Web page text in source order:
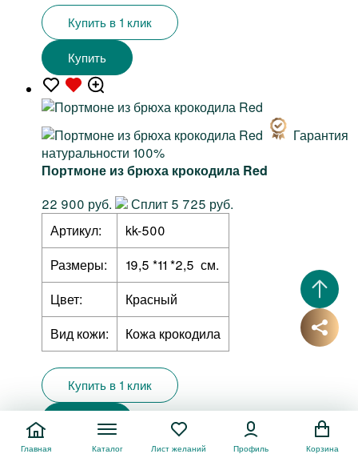
Купить в 1 клик
Купить
Гарантия
натуральности 100%
Портмоне из брюха крокодила Red
22 900 руб.
Сплит 5 725 руб.
Артикул:
kk-500
Размеры:
19,5 *11 *2,5 см.
Цвет:
Красный
Вид кожи:
Кожа крокодила
Купить в 1 клик
Купить
Главная Каталог Лист желаний Профиль Корзина